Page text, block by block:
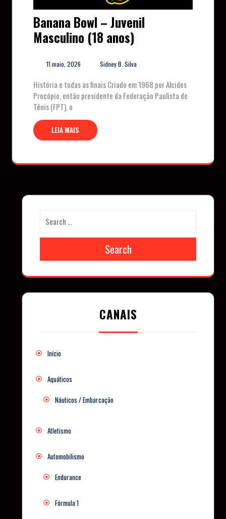
Banana Bowl – Juvenil
Masculino (18 anos)
11 maio, 2026 Sidney B. Silva
História e todas as finais Criado em 1968 por Alcides
Procópio, então presidente da Federação Paulista de
Tênis (FPT), o
LEIA MAIS
Search
CANAIS
Início
Aquáticos
Náuticos / Embarcação
Atletismo
Automobilismo
Endurance
Fórmula 1